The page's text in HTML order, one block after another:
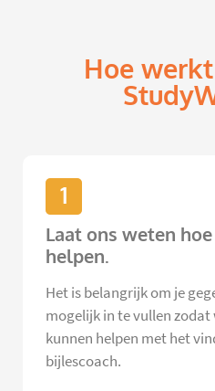
Hoe
1
Laat ons weten
helpen.
Het is belangrijk om je
mogelijk in te vullen zodat
kunnen helpen met het
bijlescoach.